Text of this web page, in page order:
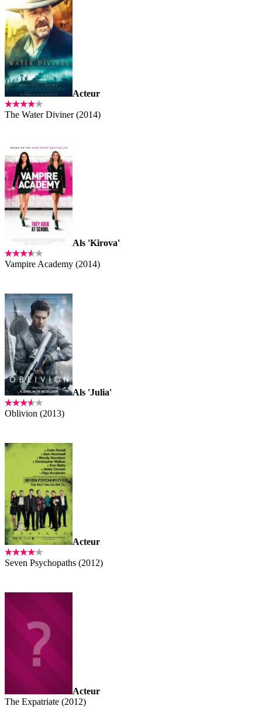
Acteur
The Water Diviner (2014)
Als 'Kirova'
Vampire Academy (2014)
Als 'Julia'
Oblivion (2013)
Acteur
Seven Psychopaths (2012)
Acteur
The Expatriate (2012)